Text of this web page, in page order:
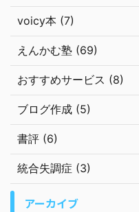
voicy本 (7)
えんかむ塾 (69)
おすすめサービス (8)
ブログ作成 (5)
書評 (6)
統合失調症 (3)
アーカイブ